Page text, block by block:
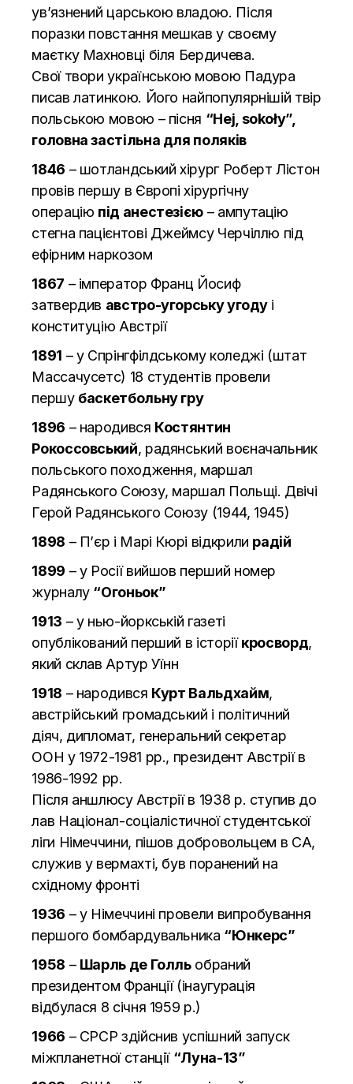
ув’язнений царською владою. Після
поразки повстання мешкав у своєму
маєтку Махновці біля Бердичева.
Свої твори українською мовою Падура
писав латинкою. Його найпопулярнішій твір
польською мовою – пісня “Hej, sokoły”,
головна застільна для поляків
1846 – шотландський хірург Роберт Лістон
провів першу в Європі хірургічну
операцію під анестезією – ампутацію
стегна пацієнтові Джеймсу Черчіллю під
ефірним наркозом
1867 – імператор Франц Йосиф
затвердив австро-угорську угодуі
конституцію Австрії
1891 – у Спрінгфілдському коледжі (штат
Массачусетс) 18 студентів провели
першу баскетбольну гру
1896 – народився Костянтин
Рокоссовський, радянський воєначальник
польського походження, маршал
Радянського Союзу, маршал Польщі. Двічі
Герой Радянського Союзу (1944, 1945)
1898 – П’єр і Марі Кюрі відкрили радій
1899 – у Росії вийшов перший номер
журналу “Огоньок”
1913 – у нью-йоркській газеті
опублікований перший в історіїкросворд,
який склав Артур Уїнн
1918 – народився Курт Вальдхайм,
австрійський громадський і політичний
діяч, дипломат, генеральний секретар
ООН у 1972-1981 рр., президент Австрії в
1986-1992 рр.
Після аншлюсу Австрії в 1938 р. ступив до
лав Націонал-соціалістичної студентської
ліги Німеччини, пішов добровольцем в СА,
служив у вермахті, був поранений на
східному фронті
1936 – у Німеччині провели випробування
першого бомбардувальника “Юнкерс”
1958 – Шарль де Голльобраний
президентом Франції (інаугурація
відбулася 8 січня 1959 р.)
1966 – СРСР здійснив успішний запуск
міжпланетної станції “Луна-13”